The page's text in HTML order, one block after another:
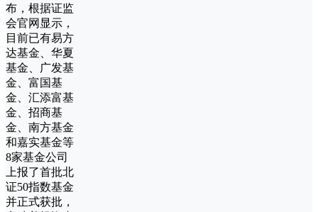
布，根据证监
会官网显示，
目前已有易方
达基金、华夏
基金、广发基
金、富国基
金、汇添富基
金、招商基
金、南方基金
和嘉实基金等
8家基金公司
上报了首批北
证50指数基金
并正式获批，